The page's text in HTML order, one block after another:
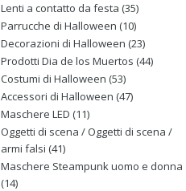
Lenti a contatto da festa (35)
Parrucche di Halloween (10)
Decorazioni di Halloween (23)
Prodotti Dia de los Muertos (44)
Costumi di Halloween (53)
Accessori di Halloween (47)
Maschere LED (11)
Oggetti di scena / Oggetti di scena /
armi falsi (41)
Maschere Steampunk uomo e donna
(14)